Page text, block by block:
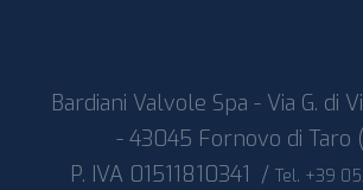
Bardiani Valvole Spa - Via G. di
- 43045 Fornovo di Taro
P. IVA 01511810341 / Tel. +39